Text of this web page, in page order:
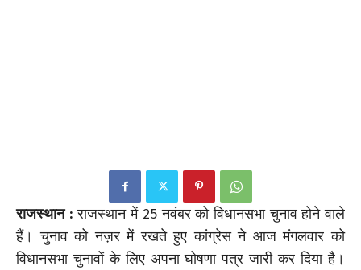
राजस्थान : राजस्थान में 25 नवंबर को विधानसभा चुनाव होने वाले
हैं। चुनाव को नज़र में रखते हुए कांग्रेस ने आज मंगलवार को
विधानसभा चुनावों के लिए अपना घोषणा पत्र जारी कर दिया है।